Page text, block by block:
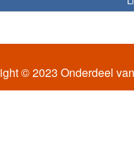
© 2023 Onderdeel van